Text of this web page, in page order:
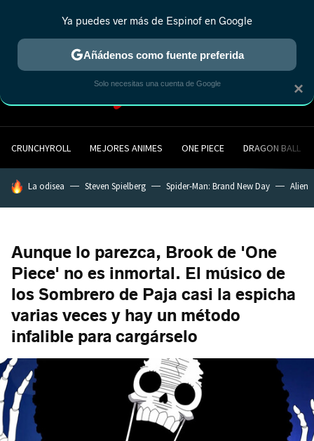
CRUNCHYROLL MEJORES ANIMES ONE PIECE DRAGON BALL
HOY SE HABLA DE
La odisea Steven Spielberg Spider-Man: Brand New Day Alien
Aunque lo parezca, Brook de 'One
Piece' no es inmortal. El músico de
los Sombrero de Paja casi la espicha
varias veces y hay un método
infalible para cargárselo
×
Ya puedes ver más de Espinof en Google
Añádenos como fuente preferida
Solo necesitas una cuenta de Google